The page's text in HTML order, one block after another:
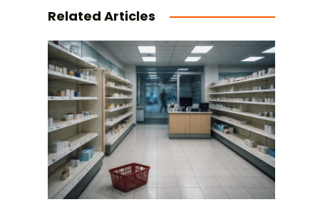
Related Articles